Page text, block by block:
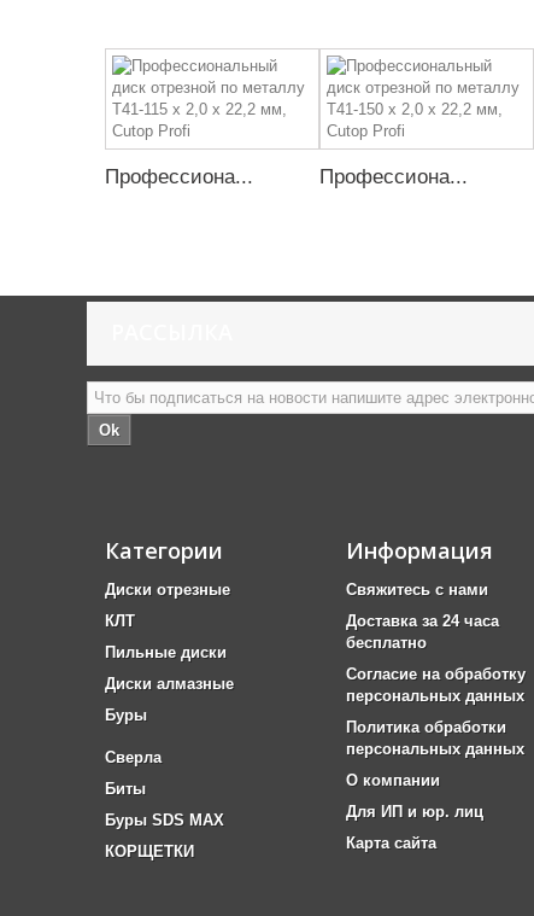
Профессиона... Профессиона...
Ok
Категории
Диски отрезные
КЛТ
Пильные диски
Диски алмазные
Буры
Сверла
Биты
Буры SDS MAX
КОРЩЕТКИ
Информация
Свяжитесь с нами
Доставка за 24 часа
бесплатно
Согласие на обработку
персональных данных
Политика обработки
персональных данных
О компании
Для ИП и юр. лиц
Карта сайта